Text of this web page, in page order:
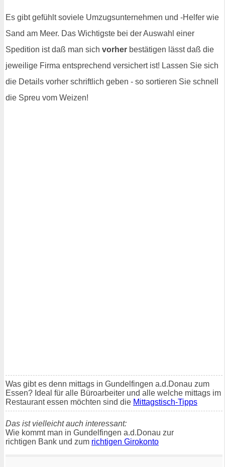
Es gibt gefühlt soviele Umzugsunternehmen und -Helfer wie
Sand am Meer. Das Wichtigste bei der Auswahl einer
Spedition ist daß man sich vorher bestätigen lässt daß die
jeweilige Firma entsprechend versichert ist! Lassen Sie sich
die Details vorher schriftlich geben - so sortieren Sie schnell
die Spreu vom Weizen!
Was gibt es denn mittags in Gundelfingen a.d.Donau zum
Essen? Ideal für alle Büroarbeiter und alle welche mittags im
Restaurant essen möchten sind die Mittagstisch-Tipps
Das ist vielleicht auch interessant:
Wie kommt man in Gundelfingen a.d.Donau zur
richtigen Bank und zum richtigen Girokonto